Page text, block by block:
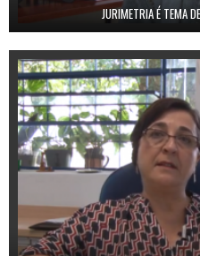
JURIMETRIA É TEMA